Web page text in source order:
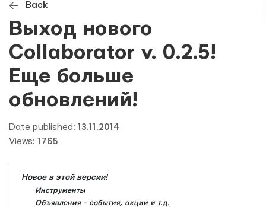
Back
Выход нового
Collaborator v. 0.2.5!
Еще больше
обновлений!
Date published: 13.11.2014
Views: 1765
Новое в этой версии!
Инструменты
Объявления – события, акции и т.д.